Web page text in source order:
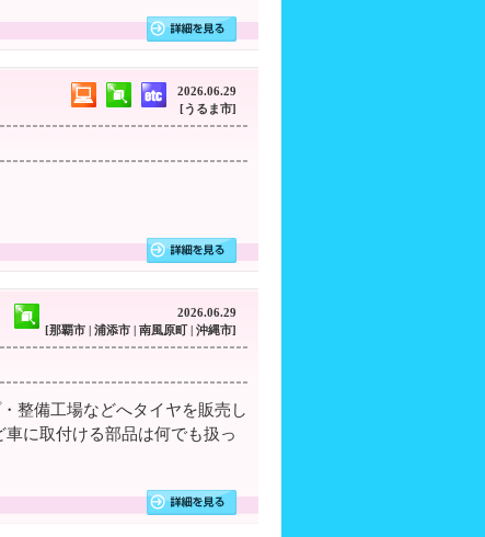
2026.06.29
[うるま市]
2026.06.29
[那覇市 | 浦添市 | 南風原町 | 沖縄市]
整備工場などへタイヤを販売し
に取付ける部品は何でも扱っ